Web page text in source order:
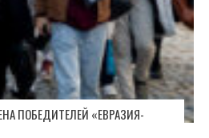
ПОБЕДИТЕЛЕЙ «ЕВРАЗИЯ-